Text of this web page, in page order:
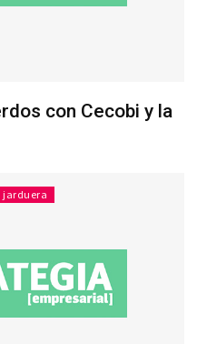
con Cecobi y la
jarduera